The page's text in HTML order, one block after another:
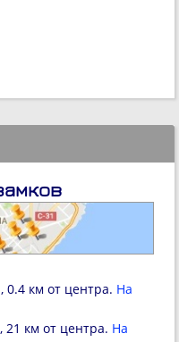
км от центра. На
км от центра. На